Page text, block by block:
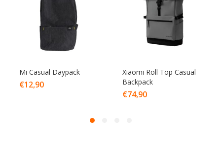
Mi Casual Daypack
€12,90
Xiaomi Roll Top Casual
Backpack
€74,90